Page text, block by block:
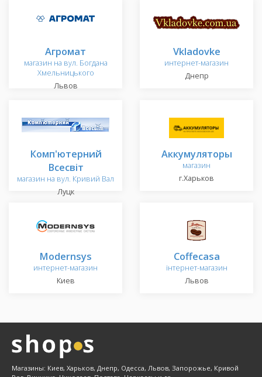
Агромат
магазин на вул. Богдана
Хмельницького
Львов
Vkladovke
интернет-магазин
Днепр
Комп'ютерний
Всесвіт
магазин на вул. Кривий Вал
Луцк
Аккумуляторы
магазин
г.Харьков
Modernsys
интернет-магазин
Киев
Coffecasa
інтернет-магазин
Львов
Магазины: Киев, Харьков, Днепр, Одесса, Львов, Запорожье, Кривой